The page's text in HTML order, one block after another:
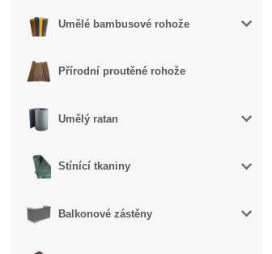
Umělé bambusové rohože
Přírodní proutěné rohože
Umělý ratan
Stínící tkaniny
Balkonové zástěny